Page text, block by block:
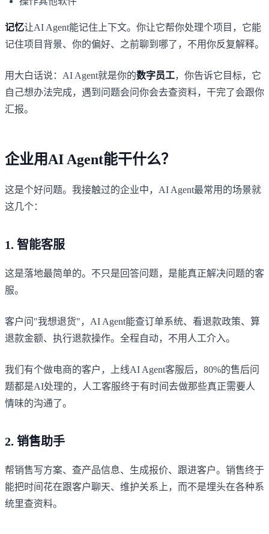
记忆让AI Agent能记住上下文。你让它帮你处理个项目，它能
记住项目背景、你的偏好、之前聊到哪了，不用你反复解释。
用大白话说：AI Agent就是你的数字员工，你告诉它目标，它
自己想办法完成，遇到问题会问你会去查资料，干完了会跟你
汇报。
企业用AI Agent能干什么？
这是个好问题。我接触过的企业中，AI Agent最常用的场景就
这几个：
1. 智能客服
这是落地最简单的。不只是回答问题，是能真正解决问题的客
服。
客户问"我想退货"，AI Agent能查订单系统、看退款政策、算
退款金额、执行退款操作。全程自动，不用人工介入。
我们有个做电商的客户，上线AI Agent客服后，80%的售后问
题都是AI处理的，人工客服终于有时间去做那些真正需要人
情味的沟通了。
2. 销售助手
帮销售写方案、查产品信息、生成报价、跟进客户。销售终于
能把时间花在跟客户聊天、维护关系上，而不是埋头在各种系
统里查资料。